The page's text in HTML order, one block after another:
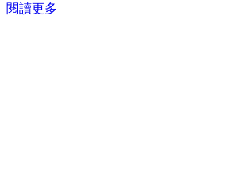
閱讀更多